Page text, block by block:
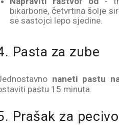
bikarbone, četvrtina šolje
se sastojci lepo sjedine.
Pasta za zube
naneti pastu
pastu 15 minuta.
Prašak za pecivo